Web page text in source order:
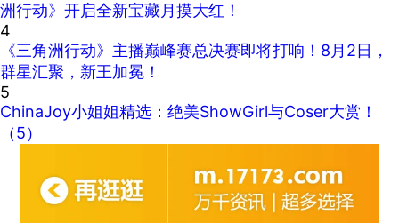
洲行动》开启全新宝藏月摸大红！
4
《三角洲行动》主播巅峰赛总决赛即将打响！8月2日，
群星汇聚，新王加冕！
5
ChinaJoy小姐姐精选：绝美ShowGirl与Coser大赏！
（5）